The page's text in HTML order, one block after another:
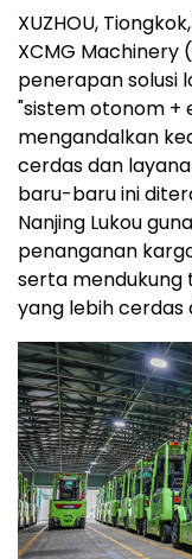
XUZHOU,
XCMG Machinery
penerapan solusi
"sistem otonom +
mengandalkan
cerdas dan
baru-baru ini
Nanjing Lukou
penanganan
serta mendukung
yang lebih cerdas